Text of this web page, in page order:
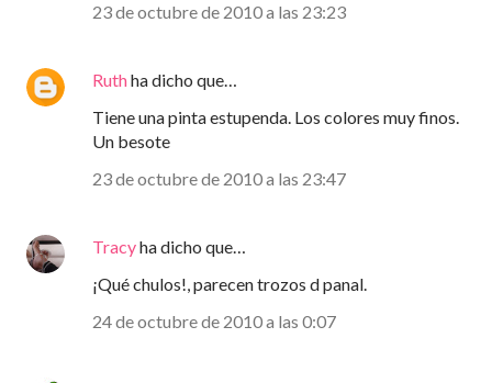
23 de octubre de 2010 a las 23:23
Ruthha dicho que…
Tiene una pinta estupenda. Los colores muy finos.
Un besote
23 de octubre de 2010 a las 23:47
Tracyha dicho que…
¡Qué chulos!, parecen trozos d panal.
24 de octubre de 2010 a las 0:07